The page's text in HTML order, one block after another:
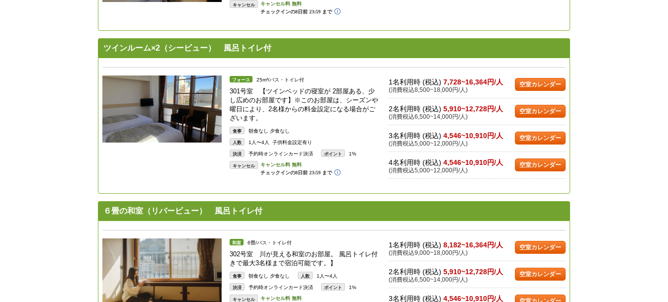
キャンセル
ツインルーム×2（シービュー） 風呂トイレ付
フォース 25m²/バス・トイレ付
301号室 【ツインベッドの寝室が 2部屋ある、少
し広めのお部屋です】※このお部屋は、シーズンや
曜日により、2名様からの料金設定になる場合がご
ざいます。
食事 朝食なし 夕食なし
人数 1人〜4人 子供料金設定有り
決済 予約時オンラインカード決済 ポイント 1%
キャンセル
1名利用時 (税込) 7,728~16,364円/人
(消費税込8,500~18,000円/人)
空室カレンダー
2名利用時 (税込) 5,910~12,728円/人
(消費税込6,500~14,000円/人)
空室カレンダー
3名利用時 (税込) 4,546~10,910円/人
(消費税込5,000~12,000円/人)
空室カレンダー
4名利用時 (税込) 4,546~10,910円/人
(消費税込5,000~12,000円/人)
空室カレンダー
６畳の和室（リバービュー） 風呂トイレ付
和室 6畳/バス・トイレ付
302号室 川が見える和室のお部屋。 風呂トイレ付
きで最大3名様まで宿泊可能です。】
食事 朝食なし 夕食なし 人数 1人〜4人
決済 予約時オンラインカード決済 ポイント 1%
キャンセル
1名利用時 (税込) 8,182~16,364円/人
(消費税込9,000~18,000円/人)
空室カレンダー
2名利用時 (税込) 5,910~12,728円/人
(消費税込6,500~14,000円/人)
空室カレンダー
3名利用時 (税込) 4,546~10,910円/人